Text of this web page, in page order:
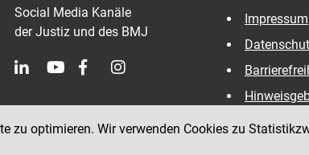
Social Media Kanäle
der Justiz und des BMJ
Impressum
zu optimieren. Wir verwenden Cookies zu